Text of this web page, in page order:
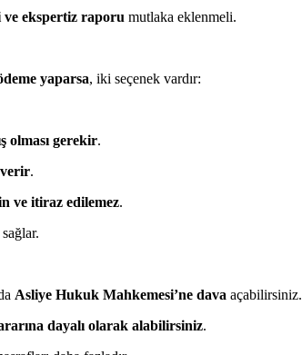
ekspertiz raporu mutlaka eklenmeli.
yaparsa, iki seçenek vardır:
olması gerekir.
.
ve itiraz edilemez.
sağlar.
Asliye Hukuk Mahkemesi’ne dava açabilirsiniz.
dayalı olarak alabilirsiniz.